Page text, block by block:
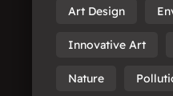
Art Design
Innovative Art
Nature